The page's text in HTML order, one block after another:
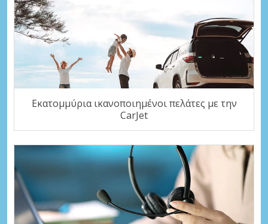
Εκατομμύρια ικανοποιημένοι πελάτες με την
CarJet